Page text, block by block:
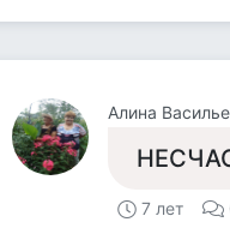
Алина
7 лет